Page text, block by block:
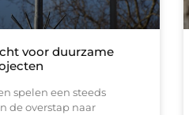
voor duurzame
spelen een steeds
de overstap naar